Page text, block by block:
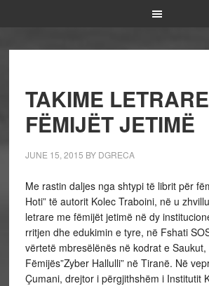
TAKIME
FËMIJËT JETIMË
JUNE 15, 2015 BY DGRECA
Me rastin daljes nga shtypi të librit për
Hoti” të autorit Kolec Traboini, në u
letrare me fëmijët jetimë në dy
rritjen dhe edukimin e tyre, në Fshati
vërtetë mbresëlënës në kodrat e
Fëmijës”Zyber Hallulli” në Tiranë. Në
Çumani, drejtor i përgjithshëm i Institutit